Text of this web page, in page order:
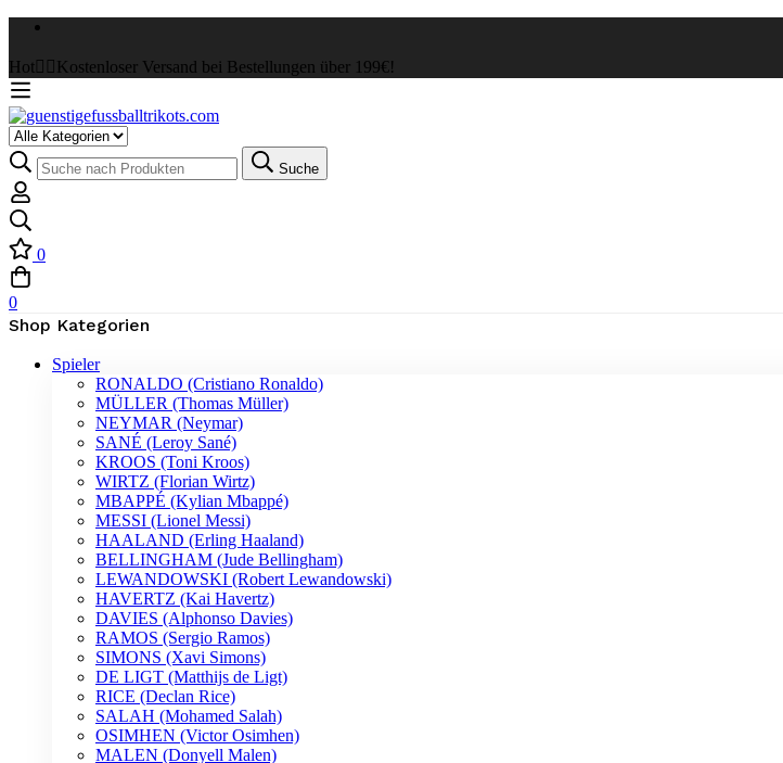
Hot ✌🏼Kostenloser Versand bei Bestellungen über 199€!
Suche
0
0
Shop Kategorien
Spieler
RONALDO (Cristiano Ronaldo)
MÜLLER (Thomas Müller)
NEYMAR (Neymar)
SANÉ (Leroy Sané)
KROOS (Toni Kroos)
WIRTZ (Florian Wirtz)
MBAPPÉ (Kylian Mbappé)
MESSI (Lionel Messi)
HAALAND (Erling Haaland)
BELLINGHAM (Jude Bellingham)
LEWANDOWSKI (Robert Lewandowski)
HAVERTZ (Kai Havertz)
DAVIES (Alphonso Davies)
RAMOS (Sergio Ramos)
SIMONS (Xavi Simons)
DE LIGT (Matthijs de Ligt)
RICE (Declan Rice)
SALAH (Mohamed Salah)
OSIMHEN (Victor Osimhen)
MALEN (Donyell Malen)